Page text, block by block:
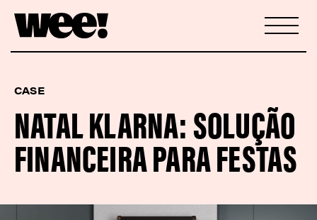
CASE
NATAL KLARNA: SOLUÇÃO
FINANCEIRA PARA FESTAS